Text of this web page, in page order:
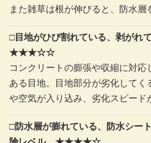
また雑草は根が伸びると、防水層
□目地がひび割れている、剥が
★★★☆☆
コンクリートの膨張や収縮に対
ある目地。目地部分が劣化してく
や空気が入り込み、劣化スピード
□防水層が膨れている、防水